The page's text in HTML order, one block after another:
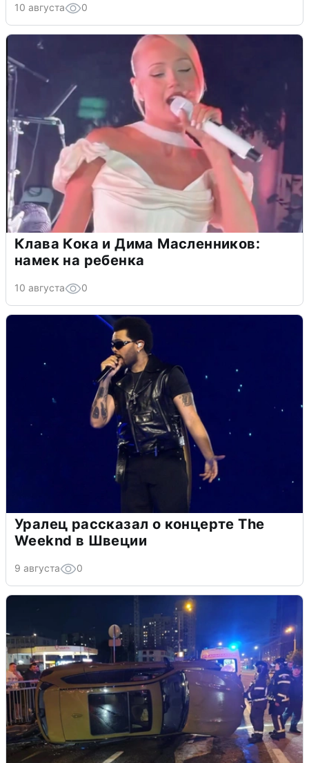
10 августа 0
Клава Кока и Дима Масленников:
намек на ребенка
10 августа 0
Уралец рассказал о концерте The
Weeknd в Швеции
9 августа 0